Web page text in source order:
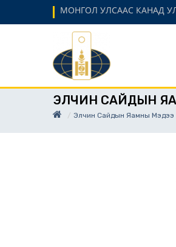
МОНГОЛ УЛСААС КАНАД
ЭЛЧИН САЙДЫН
Элчин Сайдын Яамны Мэдээ